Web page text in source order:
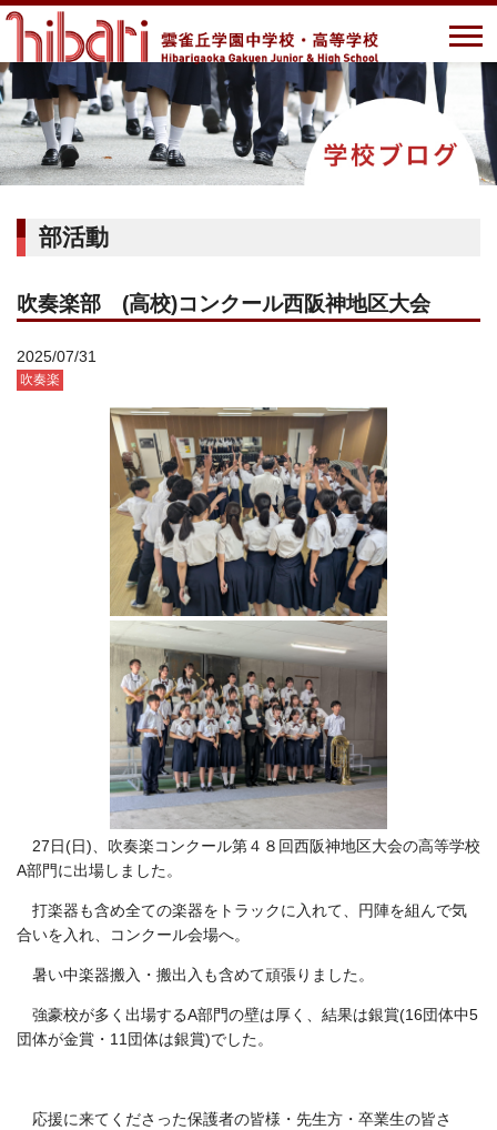
部活動
吹奏楽部 (高校)コンクール西阪神地区大会
2025/07/31
吹奏楽
27日(日)、吹奏楽コンクール第４８回西阪神地区大会の高等学校
A部門に出場しました。
打楽器も含め全ての楽器をトラックに入れて、円陣を組んで気
合いを入れ、コンクール会場へ。
暑い中楽器搬入・搬出入も含めて頑張りました。
強豪校が多く出場するA部門の壁は厚く、結果は銀賞(16団体中5
団体が金賞・11団体は銀賞)でした。
応援に来てくださった保護者の皆様・先生方・卒業生の皆さ